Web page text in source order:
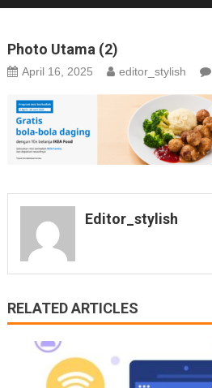
Photo Utama (2)
April 16, 2025 editor_stylish
Editor_stylish
RELATED ARTICLES